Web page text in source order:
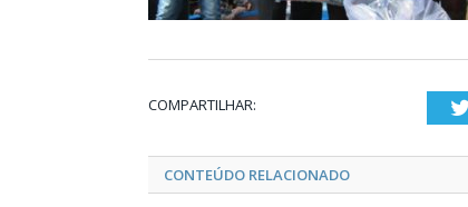
COMPARTILHAR:
CONTEÚDO RELACIONADO